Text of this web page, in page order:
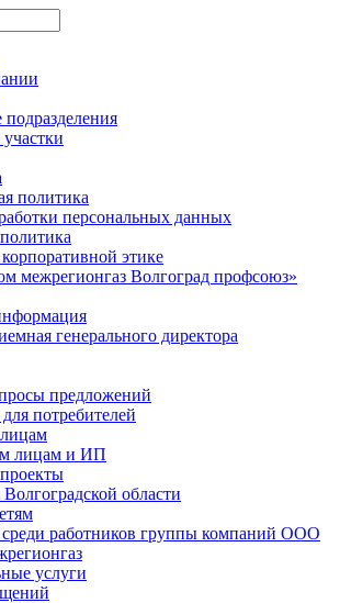
политика
персональных данных
этике
межрегионгаз Волгоград профсоюз»
генерального директора
предложений
потребителей
лицам и ИП
области
среди работников группы компаний ООО
услуги